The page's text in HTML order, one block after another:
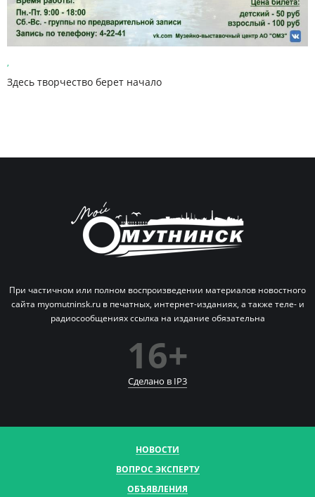
,
Здесь творчество берет начало
При частичном или полном воспроизведении материалов новостного
сайта myomutninsk.ru в печатных, интернет-изданиях, а также теле- и
радиосообщениях ссылка на издание обязательна
16+
Сделано в IP3
НОВОСТИ
ВОПРОС ЭКСПЕРТУ
ОБЪЯВЛЕНИЯ